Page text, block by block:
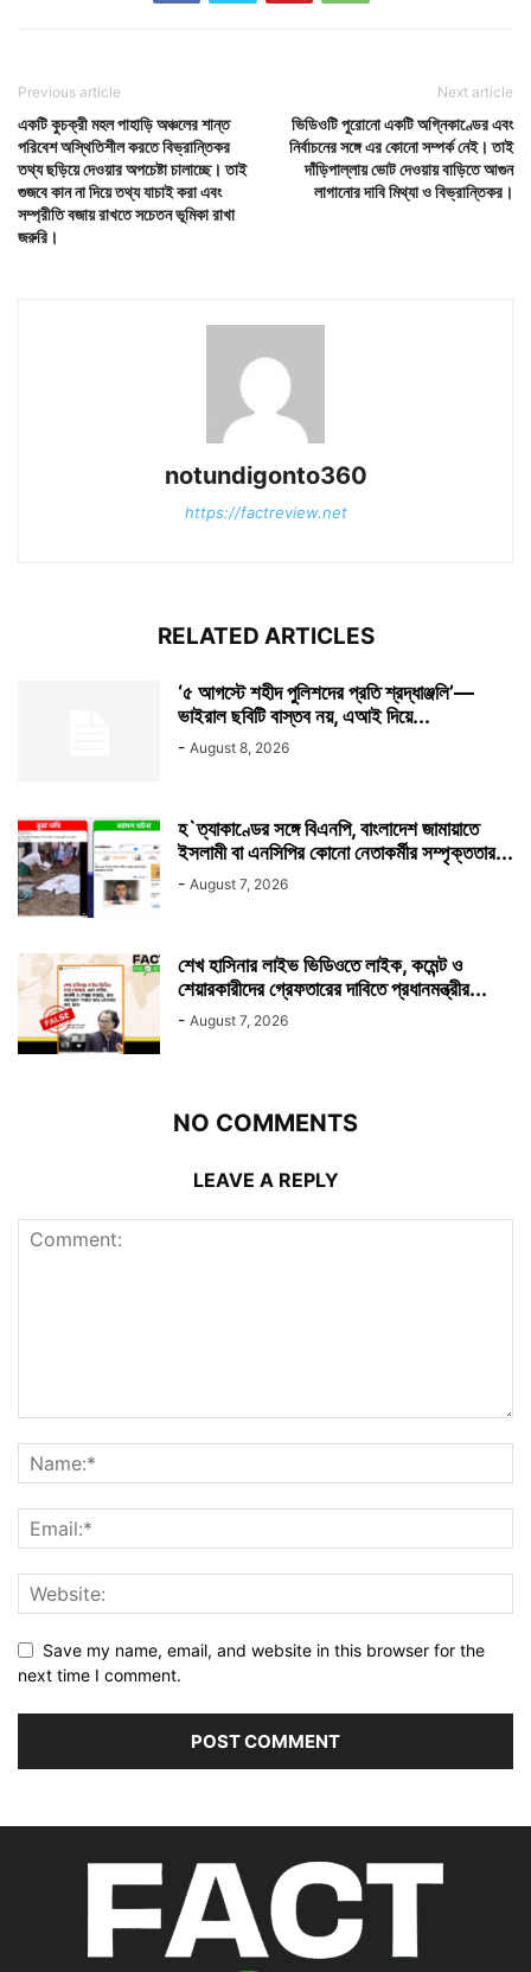
Previous article
একটি কুচক্রী মহল পাহাড়ি অঞ্চলের শান্ত
পরিবেশ অস্থিতিশীল করতে বিভ্রান্তিকর
তথ্য ছড়িয়ে দেওয়ার অপচেষ্টা চালাচ্ছে। তাই
গুজবে কান না দিয়ে তথ্য যাচাই করা এবং
সম্প্রীতি বজায় রাখতে সচেতন ভূমিকা রাখা
জরুরি।
Next article
ভিডিওটি পুরোনো একটি অগ্নিকাণ্ডের এবং
নির্বাচনের সঙ্গে এর কোনো সম্পর্ক নেই। তাই
দাঁড়িপাল্লায় ভোট দেওয়ায় বাড়িতে আগুন
লাগানোর দাবি মিথ্যা ও বিভ্রান্তিকর।
notundigonto360
https://factreview.net
RELATED ARTICLES
‘৫ আগস্টে শহীদ পুলিশদের প্রতি শ্রদ্ধাঞ্জলি’—
ভাইরাল ছবিটি বাস্তব নয়, এআই দিয়ে...
- August 8, 2026
হ`ত্যাকাণ্ডের সঙ্গে বিএনপি, বাংলাদেশ জামায়াতে
ইসলামী বা এনসিপির কোনো নেতাকর্মীর সম্পৃক্ততার...
- August 7, 2026
শেখ হাসিনার লাইভ ভিডিওতে লাইক, কমেন্ট ও
শেয়ারকারীদের গ্রেফতারের দাবিতে প্রধানমন্ত্রীর...
- August 7, 2026
NO COMMENTS
LEAVE A REPLY
Save my name, email, and website in this browser for the
next time I comment.